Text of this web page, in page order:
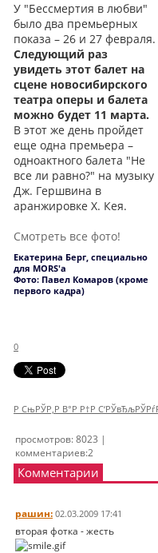
У "Бессмертия в любви"
было два премьерных
показа – 26 и 27 февраля.
Следующий раз
увидеть этот балет на
сцене новосибирского
театра оперы и балета
можно будет 11 марта.
В этот же день пройдет
еще одна премьера –
одноактного балета "Не
все ли равно?" на музыку
Дж. Гершвина в
аранжировке Х. Кея.
Смотреть все фото!
Екатерина Берг, специально
для MORS'а
Фото: Павел Комаров (кроме
первого кадра)
0
Р СњРЎР‚Р В°Р Р†Р
просмотров: 8023 |
комментариев:2
Комментарии
рашин: 02.03.2009 17:41
вторая фотка - жесть